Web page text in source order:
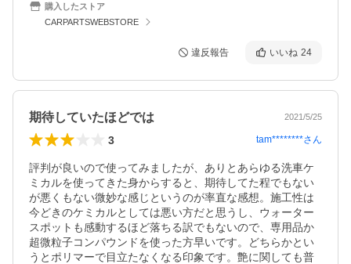
購入したストア
CARPARTSWEBSTORE
違反報告 いいね 24
期待していたほどでは 2021/5/25
3 tam********さん
評判が良いので使ってみましたが、ありとあらゆる洗車ケ
ミカルを使ってきた身からすると、期待してた程でもない
が悪くもない微妙な感じというのが率直な感想。施工性は
今どきのケミカルとしては悪い方だと思うし、ウォーター
スポットも感動するほど落ちる訳でもないので、専用品か
超微粒子コンパウンドを使った方早いです。どちらかとい
うとポリマーで目立たなくなる印象です。艶に関しても普